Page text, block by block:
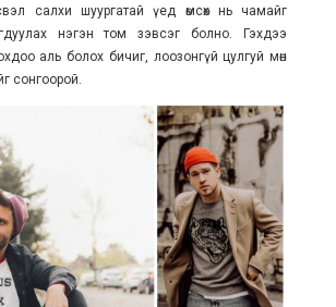
салхи шуургатай үед өмсөх нь чамайг
нэгэн том зэвсэг болно. Гэхдээ
аль болох бичиг, лоозонгүй цулгуй мөн
сонгоорой.